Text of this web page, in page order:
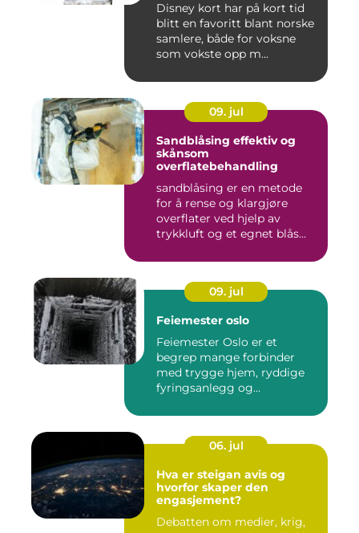
Disney kort har på kort tid
blitt en favoritt blant norske
samlere, både for voksne
som vokste opp m...
09. jul
Sandblåsing effektiv og
skånsom
overflatebehandling
sandblåsing er en metode
for å rense og klargjøre
overflater ved hjelp av
trykkluft og et egnet blås...
09. jul
Feiemester oslo
Feiemester Oslo er et
begrep mange forbinder
med trygge hjem, ryddige
fyringsanlegg og
06. jul
Hva er steigan avis og
hvorfor skaper den
engasjement?
Debatten om medier, krig,